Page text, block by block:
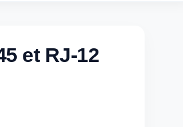
et RJ-12